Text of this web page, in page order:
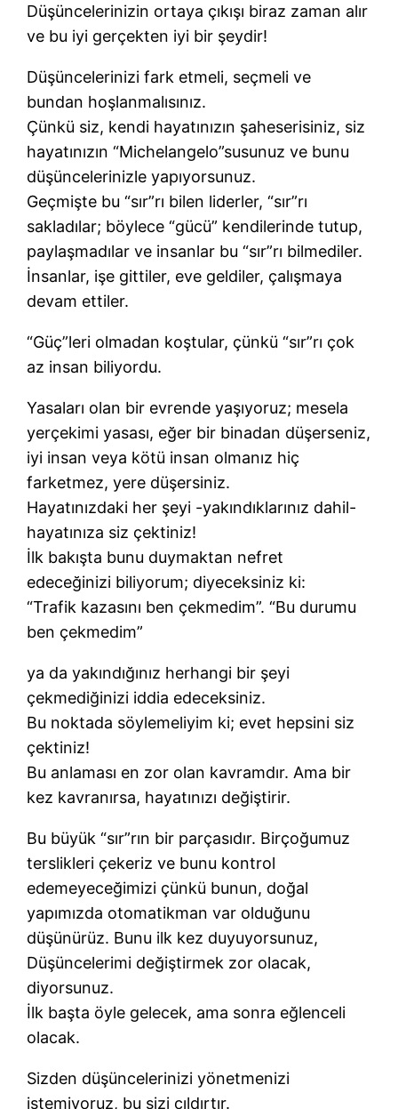
Düşüncelerinizin ortaya çıkışı biraz zaman alır
ve bu iyi gerçekten iyi bir şeydir!
Düşüncelerinizi fark etmeli, seçmeli ve
bundan hoşlanmalısınız.
Çünkü siz, kendi hayatınızın şaheserisiniz, siz
hayatınızın “Michelangelo”susunuz ve bunu
düşüncelerinizle yapıyorsunuz.
Geçmişte bu “sır”rı bilen liderler, “sır”rı
sakladılar; böylece “gücü” kendilerinde tutup,
paylaşmadılar ve insanlar bu “sır”rı bilmediler.
İnsanlar, işe gittiler, eve geldiler, çalışmaya
devam ettiler.
“Güç”leri olmadan koştular, çünkü “sır”rı çok
az insan biliyordu.
Yasaları olan bir evrende yaşıyoruz; mesela
yerçekimi yasası, eğer bir binadan düşerseniz,
iyi insan veya kötü insan olmanız hiç
farketmez, yere düşersiniz.
Hayatınızdaki her şeyi -yakındıklarınız dahil-
hayatınıza siz çektiniz!
İlk bakışta bunu duymaktan nefret
edeceğinizi biliyorum; diyeceksiniz ki:
“Trafik kazasını ben çekmedim”. “Bu durumu
ben çekmedim”
ya da yakındığınız herhangi bir şeyi
çekmediğinizi iddia edeceksiniz.
Bu noktada söylemeliyim ki; evet hepsini siz
çektiniz!
Bu anlaması en zor olan kavramdır. Ama bir
kez kavranırsa, hayatınızı değiştirir.
Bu büyük “sır”rın bir parçasıdır. Birçoğumuz
terslikleri çekeriz ve bunu kontrol
edemeyeceğimizi çünkü bunun, doğal
yapımızda otomatikman var olduğunu
düşünürüz. Bunu ilk kez duyuyorsunuz,
Düşüncelerimi değiştirmek zor olacak,
diyorsunuz.
İlk başta öyle gelecek, ama sonra eğlenceli
olacak.
Sizden düşüncelerinizi yönetmenizi
istemiyoruz, bu sizi çıldırtır.